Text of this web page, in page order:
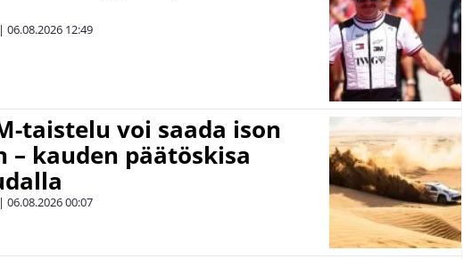
| 06.08.2026 12:49
taistelu voi saada ison
– kauden päätöskisa
| 06.08.202600:07